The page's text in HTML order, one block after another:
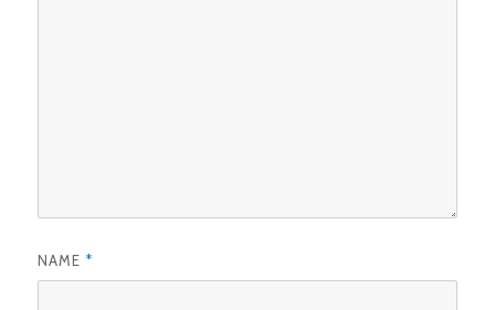
NAME *